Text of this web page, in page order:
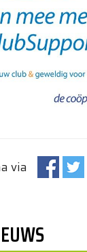
via